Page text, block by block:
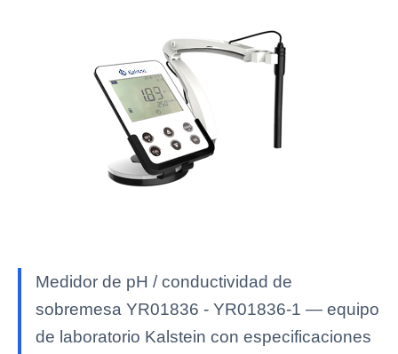
Medidor de pH / conductividad de
sobremesa YR01836 - YR01836-1 — equipo
de laboratorio Kalstein con especificaciones